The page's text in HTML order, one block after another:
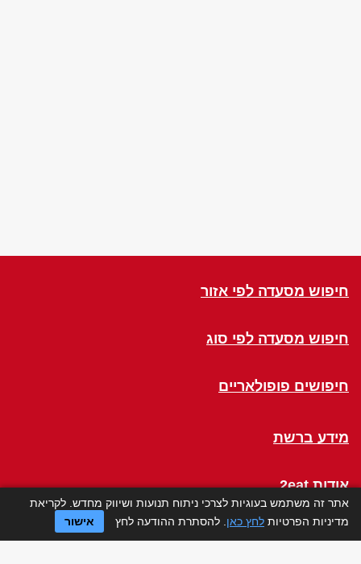
חיפוש מסעדה לפי אזור
חיפוש מסעדה לפי סוג
חיפושים פופולאריים
מידע ברשת
אודות 2eat
Click a Table
אתר זה משתמש בעוגיות לצרכי ניתוח תנועות ושיווק מחדש. לקריאת
מדיניות הפרטיות לחץ כאן . להסתרת ההודעה לחץ אישור